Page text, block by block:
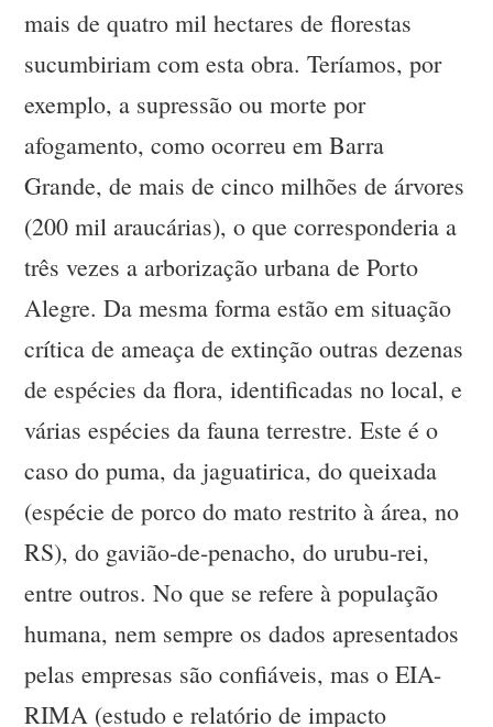
mais de quatro mil hectares de florestas
sucumbiriam com esta obra. Teríamos, por
exemplo, a supressão ou morte por
afogamento, como ocorreu em Barra
Grande, de mais de cinco milhões de árvores
(200 mil araucárias), o que corresponderia a
três vezes a arborização urbana de Porto
Alegre. Da mesma forma estão em situação
crítica de ameaça de extinção outras dezenas
de espécies da flora, identificadas no local, e
várias espécies da fauna terrestre. Este é o
caso do puma, da jaguatirica, do queixada
(espécie de porco do mato restrito à área, no
RS), do gavião-de-penacho, do urubu-rei,
entre outros. No que se refere à população
humana, nem sempre os dados apresentados
pelas empresas são confiáveis, mas o EIA-
RIMA (estudo e relatório de impacto